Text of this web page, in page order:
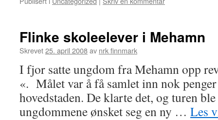
Flinke skoleelever i Mehamn
Skrevet25. april 2008av nrk finnmark
I fjor satte ungdom fra Mehamn opp
«. Målet var å få samlet inn nok
hovedstaden. De klarte det, og turen
ungdommene ønsket seg en ny … Les